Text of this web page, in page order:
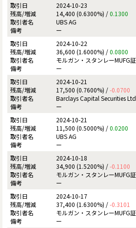
2024-10-23
14,400 (0.6300%) /0.1300
UBS AG
ー
2024-10-22
36,600 (1.6000%) /0.0800
モルガン・スタンレーMUFG
ー
2024-10-21
17,500 (0.7600%) /-0.0700
Barclays Capital Securities Ltd
ー
2024-10-21
11,500 (0.5000%) /0.0200
UBS AG
ー
2024-10-18
34,900 (1.5200%) /-0.1100
モルガン・スタンレーMUFG
ー
2024-10-17
37,400 (1.6300%) /-0.3101
モルガン・スタンレーMUFG
ー